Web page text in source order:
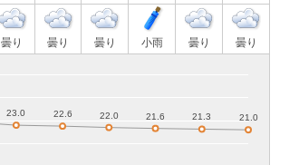
曇り 曇り 曇り 小雨 曇り 曇り